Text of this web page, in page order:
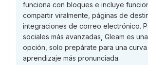
funciona con bloques e incluye
compartir viralmente, páginas de
integraciones de correo electrónico.
sociales más avanzadas, Gleam es
opción, solo prepárate para una
aprendizaje más pronunciada.